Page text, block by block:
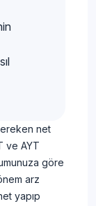
net
ve AYT
göre
arz
yapıp